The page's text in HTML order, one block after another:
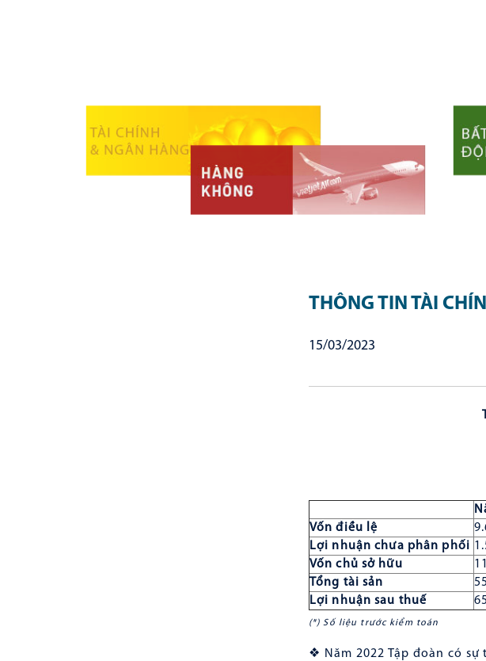
THÔNG TIN TÀI
15/03/2023
Vốn điều lệ
Lợi nhuận chưa phân phối
Vốn chủ sở hữu
Tổng tài sản
Lợi nhuận sau thuế
(*) Số liệu trước kiểm toán
❖ Năm 2022 Tập đoàn có